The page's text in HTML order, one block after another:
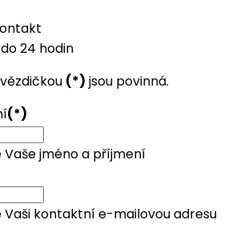
24 hodin
(*) jsou povinná.
(*)
jméno a příjmení
kontaktní e-mailovou adresu